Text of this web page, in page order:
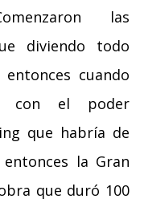
las
diviendo todo
cuando
con el poder
que habría de
la Gran
que duró 100